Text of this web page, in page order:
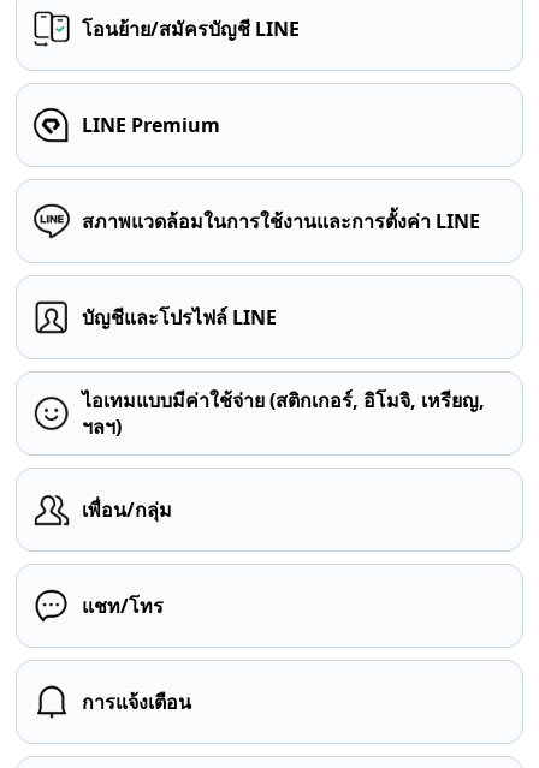
โอนย้าย/สมัครบัญชี LINE
LINE Premium
สภาพแวดล้อมในการใช้งานและการตั้งค่า LINE
บัญชีและโปรไฟล์ LINE
ไอเทมแบบมีค่าใช้จ่าย (สติกเกอร์, อิโมจิ, เหรียญ,
ฯลฯ)
เพื่อน/กลุ่ม
แชท/โทร
การแจ้งเตือน